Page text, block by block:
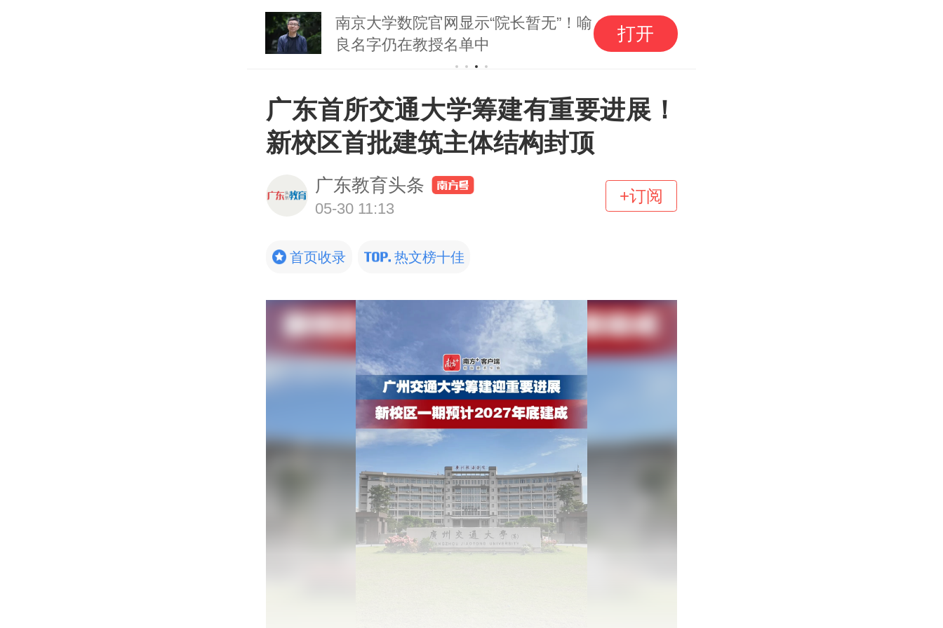
南京大学数院官网显示“院长暂无”！喻
打开
兰州拉面改名青海拉面，地理标志商
标有何讲究？| 哆来咪“法”
广东首所交通大学筹建有重要进展！
新校区首批建筑主体结构封顶
广东教育头条
05-30 11:13
+订阅
首页收录 热文榜十佳